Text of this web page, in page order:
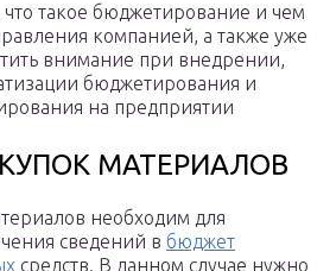
такое бюджетирование и чем
компанией, а также уже
внимание при внедрении,
бюджетирования и
на предприятии
МАТЕРИАЛОВ
необходим для
сведений в бюджет
средств. В данном случае нужно